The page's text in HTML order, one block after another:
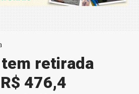
retirada
476,4